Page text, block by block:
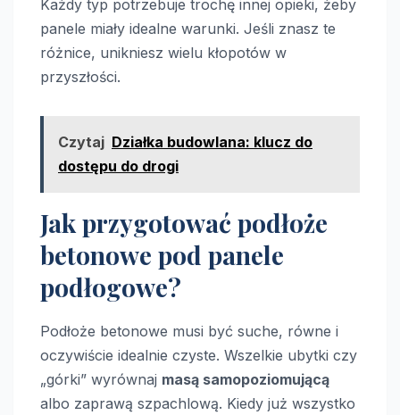
Każdy typ potrzebuje trochę innej opieki, żeby
panele miały idealne warunki. Jeśli znasz te
różnice, unikniesz wielu kłopotów w
przyszłości.
Czytaj Działka budowlana: klucz do
dostępu do drogi
Jak przygotować podłoże
betonowe pod panele
podłogowe?
Podłoże betonowe musi być suche, równe i
oczywiście idealnie czyste. Wszelkie ubytki czy
„górki” wyrównaj masą samopoziomującą
albo zaprawą szpachlową. Kiedy już wszystko